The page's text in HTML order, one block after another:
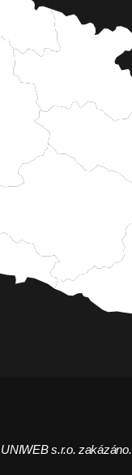
s.r.o. zakázáno.